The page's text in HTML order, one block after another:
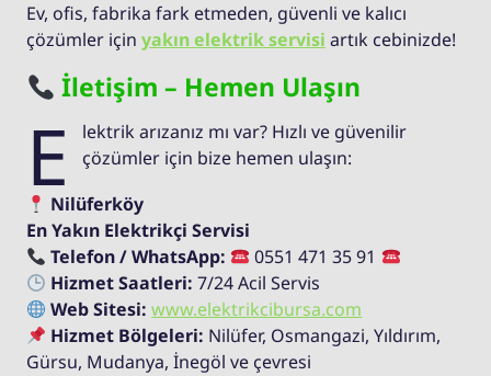
Ev, ofis, fabrika fark etmeden, güvenli ve kalıcı
çözümler için yakın elektrik servisi artık cebinizde!
İletişim – Hemen Ulaşın
E
lektrik arızanız mı var? Hızlı ve güvenilir
çözümler için bize hemen ulaşın:
Nilüferköy
En Yakın Elektrikçi Servisi
Telefon / WhatsApp:
0551 471 35 91
Hizmet Saatleri: 7/24 Acil Servis
Web Sitesi: www.elektrikcibursa.com
Hizmet Bölgeleri: Nilüfer, Osmangazi, Yıldırım,
Gürsu, Mudanya, İnegöl ve çevresi